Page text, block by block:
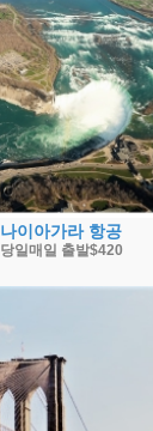
나이아가라 항공
당일매일 출발$420